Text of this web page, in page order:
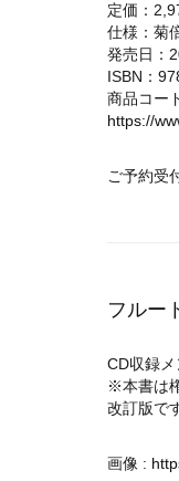
定価：
仕様：菊
発売日：
ISBN：
商品コー
https://
ご予約受
フルー
CD収録
※本書は
改訂版で
画像 :